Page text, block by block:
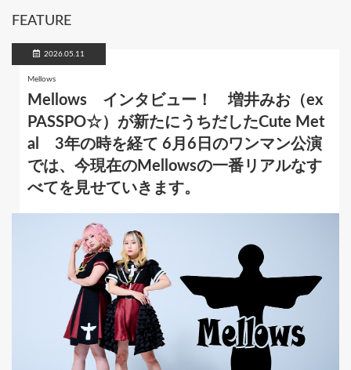
FEATURE
2026.05.11
Mellows
Mellows インタビュー！ 増井みお（ex
PASSPO☆）が新たにうちだしたCute Met
al 3年の時を経て 6月6日のワンマン公演
では、今現在のMellowsの一番リアルなす
べてを見せていきます。